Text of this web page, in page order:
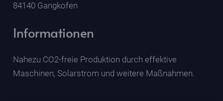
84140 Gangkofen
Informationen
Nahezu CO2-freie Produktion durch effektive
Maschinen, Solarstrom und weitere Maßnahmen.